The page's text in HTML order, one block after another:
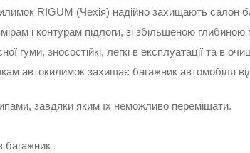
RIGUM (Чехія) надійно захищають салон
і контурам підлоги, зі збільшеною
гуми, зносостійкі, легкі в експлуатації та в
автокилимок захищає багажник автомобіля
завдяки яким їх неможливо переміщати.
багажник